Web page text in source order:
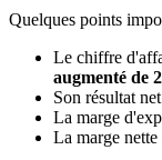
Quelques points
Le chiffre
augmenté de
Son résultat
La marge
La marge nette